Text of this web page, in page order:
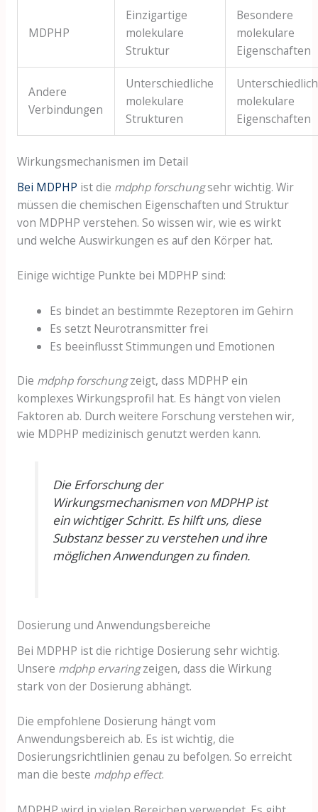
MDPHP
Einzigartige
molekulare
Struktur
Besondere
molekulare
Eigenschaften
Andere
Verbindungen
Unterschiedliche
molekulare
Strukturen
molekulare
Eigenschaften
Wirkungsmechanismen im Detail
Bei MDPHP ist die mdphp forschungsehr wichtig. Wir
müssen die chemischen Eigenschaften und Struktur
von MDPHP verstehen. So wissen wir, wie es wirkt
und welche Auswirkungen es auf den Körper hat.
Einige wichtige Punkte bei MDPHP sind:
Es bindet an bestimmte Rezeptoren im Gehirn
Es setzt Neurotransmitter frei
Es beeinflusst Stimmungen und Emotionen
Die mdphp forschungzeigt, dass MDPHP ein
komplexes Wirkungsprofil hat. Es hängt von vielen
Faktoren ab. Durch weitere Forschung verstehen wir,
wie MDPHP medizinisch genutzt werden kann.
Die Erforschung der
Wirkungsmechanismen von MDPHP ist
ein wichtiger Schritt. Es hilft uns, diese
Substanz besser zu verstehen und ihre
möglichen Anwendungen zu finden.
Dosierung und Anwendungsbereiche
Bei MDPHP ist die richtige Dosierung sehr wichtig.
Unsere mdphp ervaringzeigen, dass die Wirkung
stark von der Dosierung abhängt.
Die empfohlene Dosierung hängt vom
Anwendungsbereich ab. Es ist wichtig, die
Dosierungsrichtlinien genau zu befolgen. So erreicht
man die beste mdphp effect.